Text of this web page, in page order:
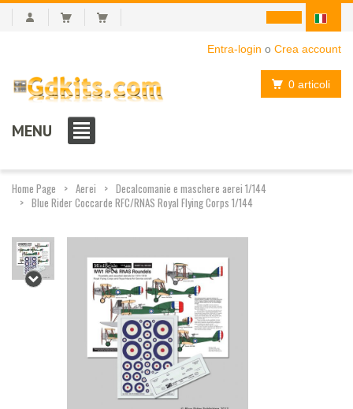
Entra-login o Crea account
0 articoli
MENU
Home Page Aerei
Decalcomanie e maschere aerei 1/144
Blue Rider Coccarde RFC/RNAS Royal Flying Corps 1/144